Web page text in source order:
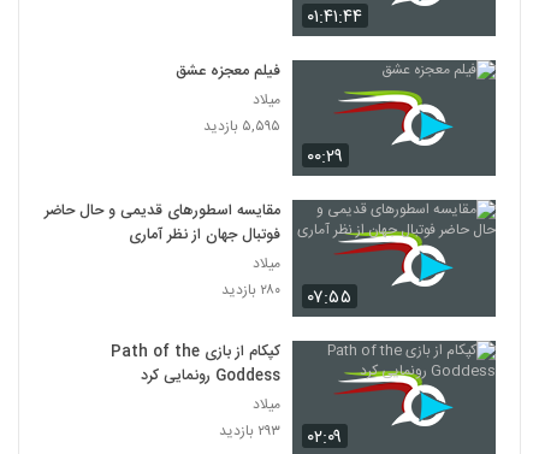
۰۱:۴۱:۴۴
۰۰:۲۹
فیلم معجزه عشق
میلاد
۵,۵۹۵ بازدید
۰۷:۵۵
مقایسه اسطورهای قدیمی و حال حاضر
فوتبال جهان از نظر آماری
میلاد
۲۸۰ بازدید
۰۲:۰۹
کپکام از بازی Path of the
Goddess رونمایی کرد
میلاد
۲۹۳ بازدید